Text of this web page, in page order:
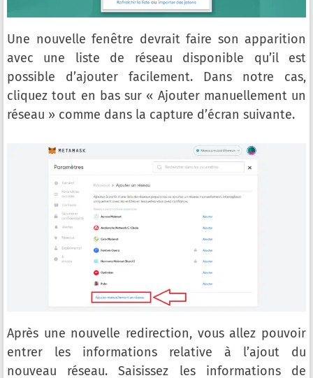
Une nouvelle fenêtre devrait faire son apparition
avec une liste de réseau disponible qu’il est
possible d’ajouter facilement. Dans notre cas,
cliquez tout en bas sur « Ajouter manuellement un
réseau » comme dans la capture d’écran suivante.
Après une nouvelle redirection, vous allez pouvoir
entrer les informations relative à l’ajout du
nouveau réseau. Saisissez les informations de